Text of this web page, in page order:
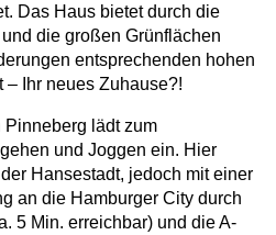
Das Haus bietet durch die
die großen Grünflächen
entsprechenden hohen
Ihr neues Zuhause?!
Pinneberg lädt zum
und Joggen ein. Hier
Hansestadt, jedoch mit einer
an die Hamburger City durch
5 Min. erreichbar) und die A-